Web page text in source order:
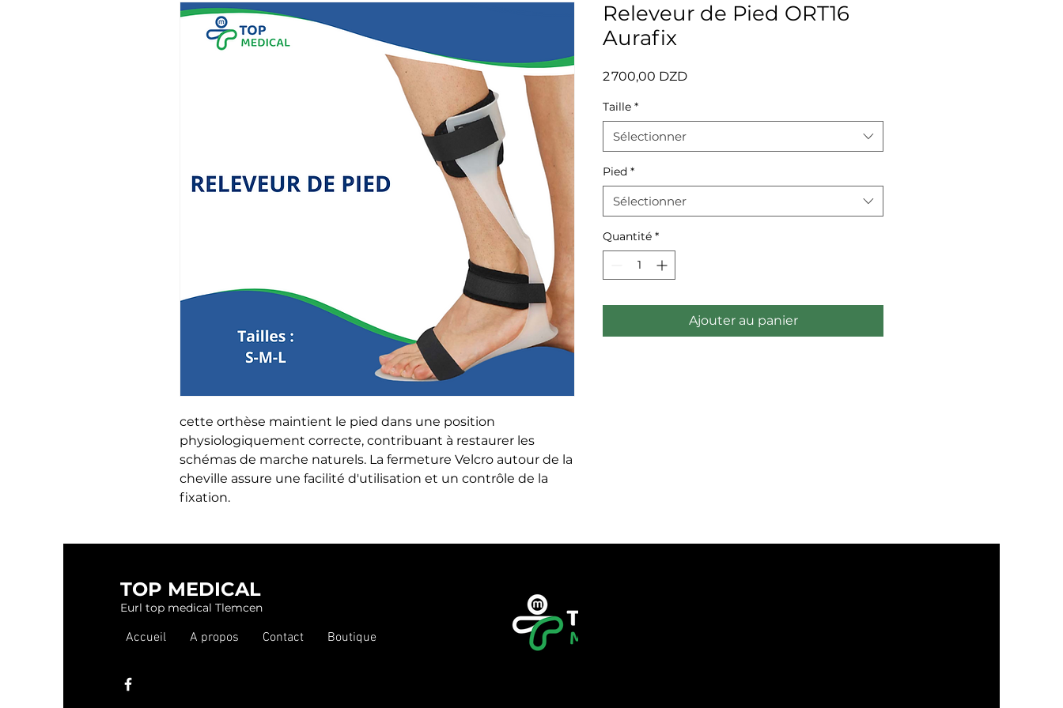
cette orthèse maintient le pied dans une position
physiologiquement correcte, contribuant à restaurer les
schémas de marche naturels. La fermeture Velcro autour de la
cheville assure une facilité d'utilisation et un contrôle de la
fixation.
Releveur de Pied ORT16
Aurafix
2 700,00 DZDPrix
Taille *
Sélectionner
Pied *
Sélectionner
Quantité *
Ajouter au panier
TOP MEDICAL
Eurl top medical Tlemcen
Accueil A propos Contact Boutique